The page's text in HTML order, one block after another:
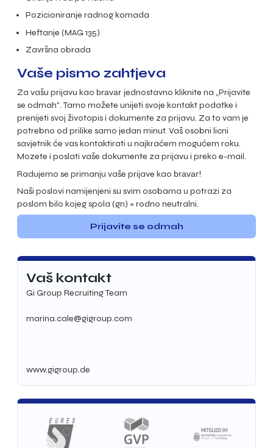
Pozicioniranje radnog komada
Heftanje (MAG 135)
Završna obrada
Vaše pismo zahtjeva
Za vašu prijavu kao bravar jednostavno kliknite na „Prijavite
se odmah". Tamo možete unijeti svoje kontakt podatke i
prenijeti svoj životopis i dokumente za prijavu. Za to vam je
potrebno od prilike samo jedan minut. Vaš osobni licni
savjetnik će vas kontaktirati u najkraćem mogućem roku.
Mozete i poslati vaše dokumente za prijavu i preko e-mail.
Radujemo se primanju vaše prijave kao bravar!
Naši poslovi namijenjeni su svim osobama u potrazi za
poslom bilo kojeg spola (gn) = rodno neutralni.
Prijavite se odmah
Vaš kontakt
Gi Group Recruiting Team
marina.cale@gigroup.com
www.gigroup.de